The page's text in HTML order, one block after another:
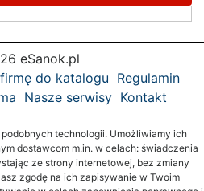
eSanok.pl
do katalogu Regulamin
Nasze serwisy Kontakt
technologii. Umożliwiamy ich
dostawcom m.in. w celach: świadczenia
ze strony internetowej, bez zmiany
zgodę na ich zapisywanie w Twoim